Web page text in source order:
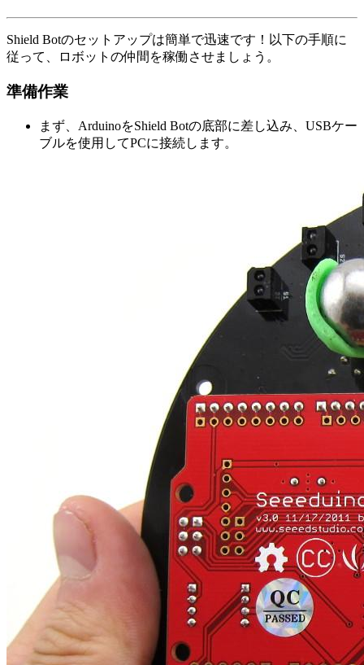
Shield Botのセットアップは簡単で迅速です！以下の手順に
従って、ロボットの仲間を稼働させましょう。
準備作業
まず、ArduinoをShield Botの底部に差し込み、USBケー
ブルを使用してPCに接続します。